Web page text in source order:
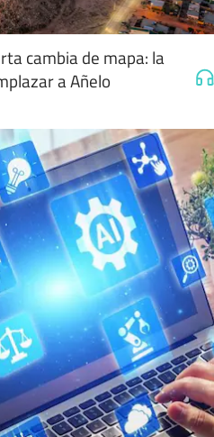
cambia de mapa: la
a Añelo